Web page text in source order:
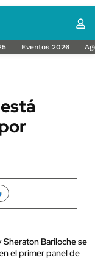
Eventos 2026
Sheraton Bariloche se
el primer panel de